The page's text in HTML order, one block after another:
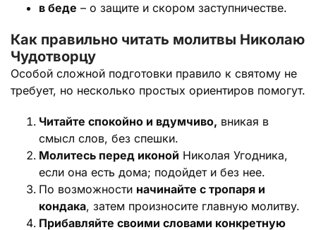
в беде – о защите и скором заступничестве.
Как правильно читать молитвы Николаю
Чудотворцу
Особой сложной подготовки правило к святому не
требует, но несколько простых ориентиров помогут.
Читайте спокойно и вдумчиво, вникая в
смысл слов, без спешки.
Молитесь перед иконой Николая Угодника,
если она есть дома; подойдет и без нее.
По возможности начинайте с тропаря и
кондака, затем произносите главную молитву.
Прибавляйте своими словами конкретную